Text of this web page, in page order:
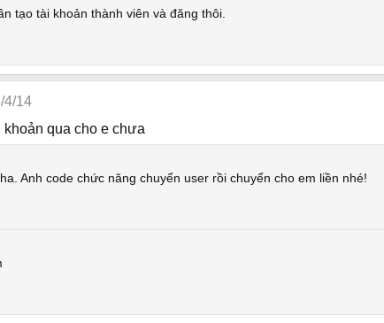
tạo tài khoản thành viên và đăng thôi.
4/14
khoản qua cho e chưa
Anh code chức năng chuyển user rồi chuyển cho em liền nhé!